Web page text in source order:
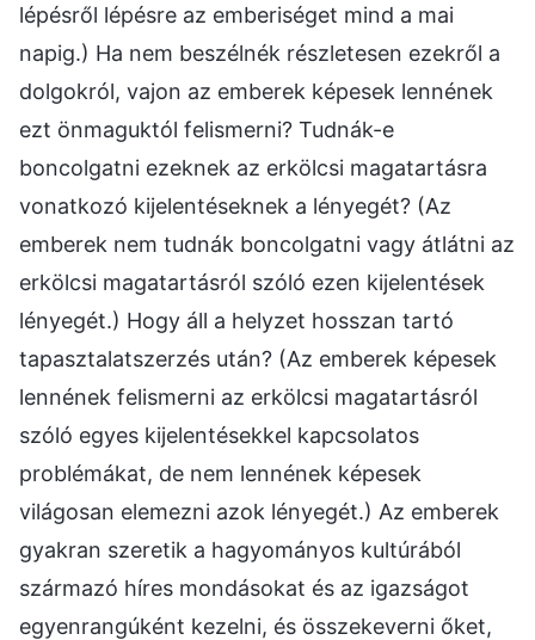
lépésről lépésre az emberiséget mind a mai
napig.) Ha nem beszélnék részletesen ezekről a
dolgokról, vajon az emberek képesek lennének
ezt önmaguktól felismerni? Tudnák-e
boncolgatni ezeknek az erkölcsi magatartásra
vonatkozó kijelentéseknek a lényegét? (Az
emberek nem tudnák boncolgatni vagy átlátni az
erkölcsi magatartásról szóló ezen kijelentések
lényegét.) Hogy áll a helyzet hosszan tartó
tapasztalatszerzés után? (Az emberek képesek
lennének felismerni az erkölcsi magatartásról
szóló egyes kijelentésekkel kapcsolatos
problémákat, de nem lennének képesek
világosan elemezni azok lényegét.) Az emberek
gyakran szeretik a hagyományos kultúrából
származó híres mondásokat és az igazságot
egyenrangúként kezelni, és összekeverni őket,